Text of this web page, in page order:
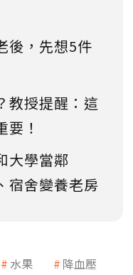
後，先想5件
教授提醒：這
！
大學當鄰
宿舍變養老房
水果
降血壓